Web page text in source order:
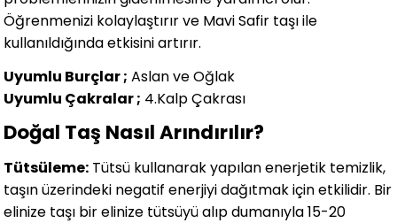
Öğrenmenizi kolaylaştırır ve Mavi Safir taşı ile
kullanıldığında etkisini artırır.
Uyumlu Burçlar ; Aslan ve Oğlak
Uyumlu Çakralar ; 4.Kalp Çakrası
Doğal Taş Nasıl Arındırılır?
Tütsüleme: Tütsü kullanarak yapılan enerjetik temizlik,
taşın üzerindeki negatif enerjiyi dağıtmak için etkilidir. Bir
elinize taşı bir elinize tütsüyü alıp dumanıyla 15-20